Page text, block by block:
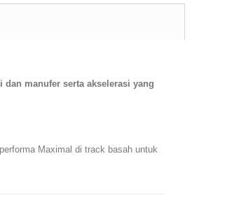
manufer serta akselerasi yang
Maximal di track basah untuk